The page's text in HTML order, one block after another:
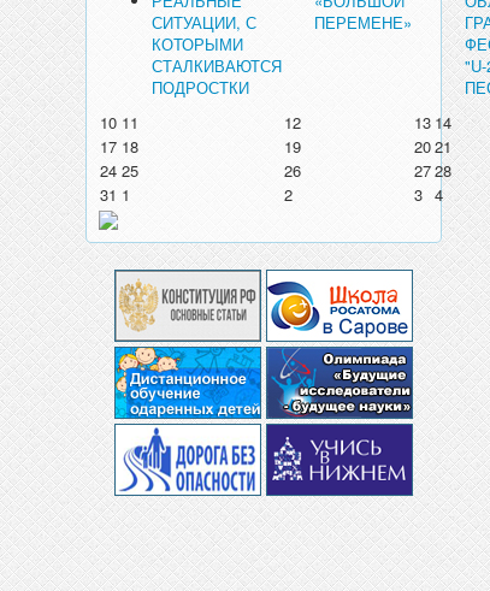
СИТУАЦИИ, С
КОТОРЫМИ
СТАЛКИВАЮТСЯ
ПОДРОСТКИ
ПЕРЕМЕНЕ»
10 11 12 13 14
17 18 19 2021
24 25 26 2728
31 1 2 3 4